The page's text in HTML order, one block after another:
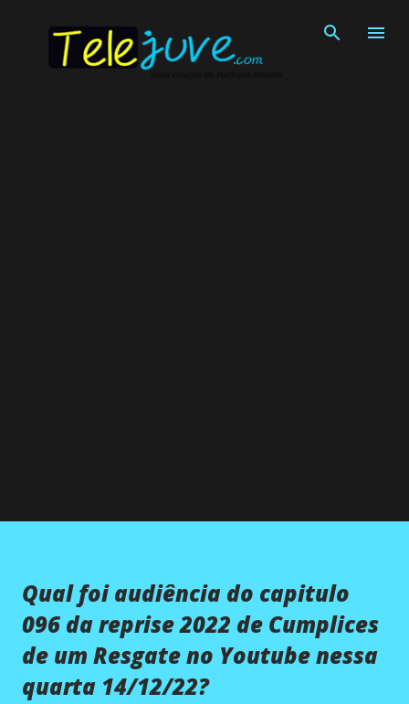
Qual foi audiência do capitulo
096 da reprise 2022 de Cumplices
de um Resgate no Youtube nessa
quarta 14/12/22?